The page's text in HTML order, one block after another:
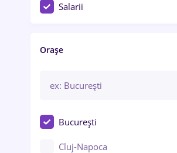
Salarii
Orașe
București
Cluj-Napoca